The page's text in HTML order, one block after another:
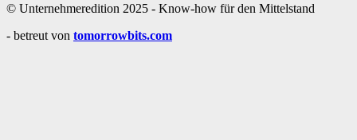
© Unternehmeredition 2025 - Know-how für den Mittelstand
- betreut von tomorrowbits.com